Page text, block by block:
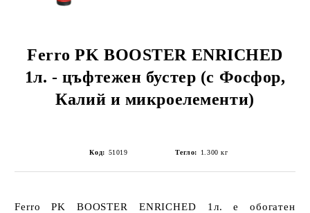
Ferro PK BOOSTER ENRICHED
1л. - цъфтежен бустер (с Фосфор,
Калий и микроелементи)
Код: 51019 Тегло: 1.300 кг
Ferro PK BOOSTER ENRICHED 1л. е обогатен